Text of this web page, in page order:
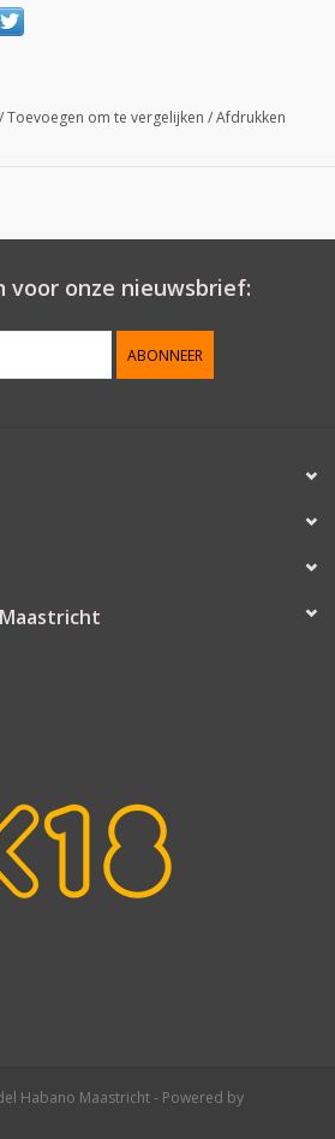
/Toevoegen om te vergelijken /Afdrukken
voor onze nieuwsbrief:
ABONNEER
Habano Maastricht - Powered by